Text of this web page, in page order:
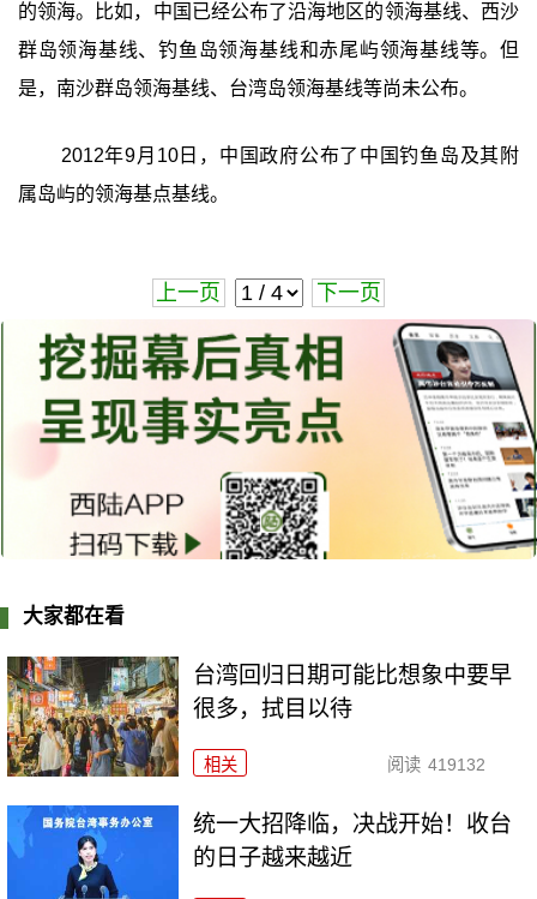
的领海。比如，中国已经公布了沿海地区的领海基线、西沙
群岛领海基线、钓鱼岛领海基线和赤尾屿领海基线等。但
是，南沙群岛领海基线、台湾岛领海基线等尚未公布。
2012年9月10日，中国政府公布了中国钓鱼岛及其附
属岛屿的领海基点基线。
上一页 下一页
大家都在看
台湾回归日期可能比想象中要早
很多，拭目以待
相关 阅读 419132
统一大招降临，决战开始！收台
的日子越来越近